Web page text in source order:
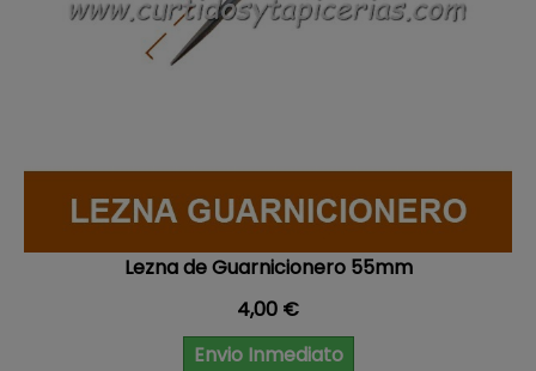
Lezna de Guarnicionero 55mm
Precio
4,00 €
Envio Inmediato